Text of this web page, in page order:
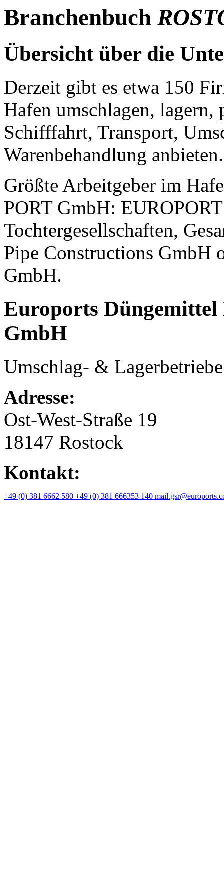
Branchenbuch
Übersichtüber die
Derzeit gibt es etwa 150
Hafen umschlagen,
Schifffahrt, Transport,
Warenbehandlung anbieten.
Größte Arbeitgeber im
PORT GmbH:
Tochtergesellschaften,
Pipe Constructions GmbH
GmbH.
Euroports Düngemittel
GmbH
Umschlag- & Lagerbetriebe
Adresse:
Ost-West-Straße 19
18147 Rostock
Kontakt:
+49 (0) 381 6662 580 +49 (0) 381 666353 140